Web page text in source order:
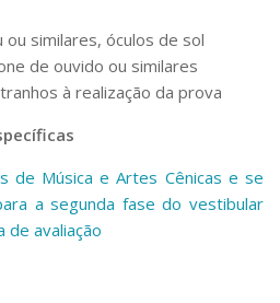
similares, óculos de sol
de ouvido ou similares
à realização da prova
de Música e Artes Cênicas e se
a segunda fase do vestibular
de avaliação